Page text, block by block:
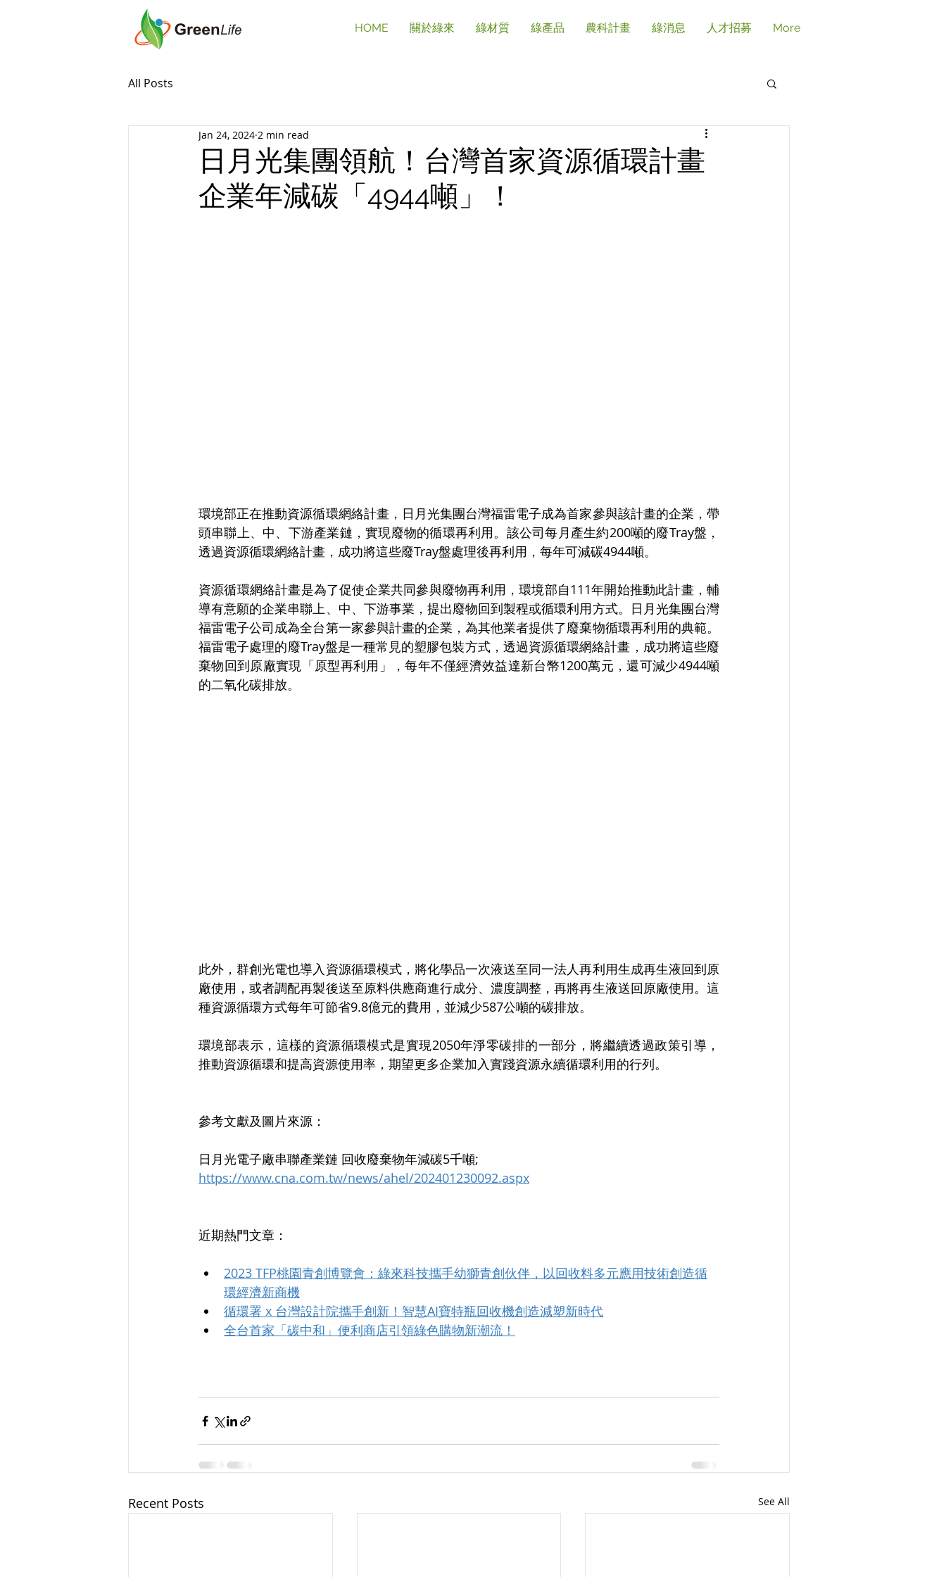
HOME 關於綠來 綠材質 綠產品 農科計畫 綠消息 人才招募 More
All Posts
日月光集團領航！台灣首家資源循環計畫
企業年減碳「4944噸」！
Jan 24, 2024 2 min read
環境部正在推動資源循環網絡計畫，日月光集團台灣福雷電子成為首家參與該計畫的企業，帶
頭串聯上、中、下游產業鏈，實現廢物的循環再利用。該公司每月產生約200噸的廢Tray盤，
透過資源循環網絡計畫，成功將這些廢Tray盤處理後再利用，每年可減碳4944噸。
資源循環網絡計畫是為了促使企業共同參與廢物再利用，環境部自111年開始推動此計畫，輔
導有意願的企業串聯上、中、下游事業，提出廢物回到製程或循環利用方式。日月光集團台灣
福雷電子公司成為全台第一家參與計畫的企業，為其他業者提供了廢棄物循環再利用的典範。
福雷電子處理的廢Tray盤是一種常見的塑膠包裝方式，透過資源循環網絡計畫，成功將這些廢
棄物回到原廠實現「原型再利用」，每年不僅經濟效益達新台幣1200萬元，還可減少4944噸
的二氧化碳排放。
此外，群創光電也導入資源循環模式，將化學品一次液送至同一法人再利用生成再生液回到原
廠使用，或者調配再製後送至原料供應商進行成分、濃度調整，再將再生液送回原廠使用。這
種資源循環方式每年可節省9.8億元的費用，並減少587公噸的碳排放。
環境部表示，這樣的資源循環模式是實現2050年淨零碳排的一部分，將繼續透過政策引導，
推動資源循環和提高資源使用率，期望更多企業加入實踐資源永續循環利用的行列。
參考文獻及圖片來源：
日月光電子廠串聯產業鏈 回收廢棄物年減碳5千噸;
https://www.cna.com.tw/news/ahel/202401230092.aspx
近期熱門文章：
2023 TFP桃園青創博覽會：綠來科技攜手幼獅青創伙伴，以回收料多元應用技術創造循
環經濟新商機
循環署 x 台灣設計院攜手創新！智慧AI寶特瓶回收機創造減塑新時代
全台首家「碳中和」便利商店引領綠色購物新潮流！
Recent Posts See All